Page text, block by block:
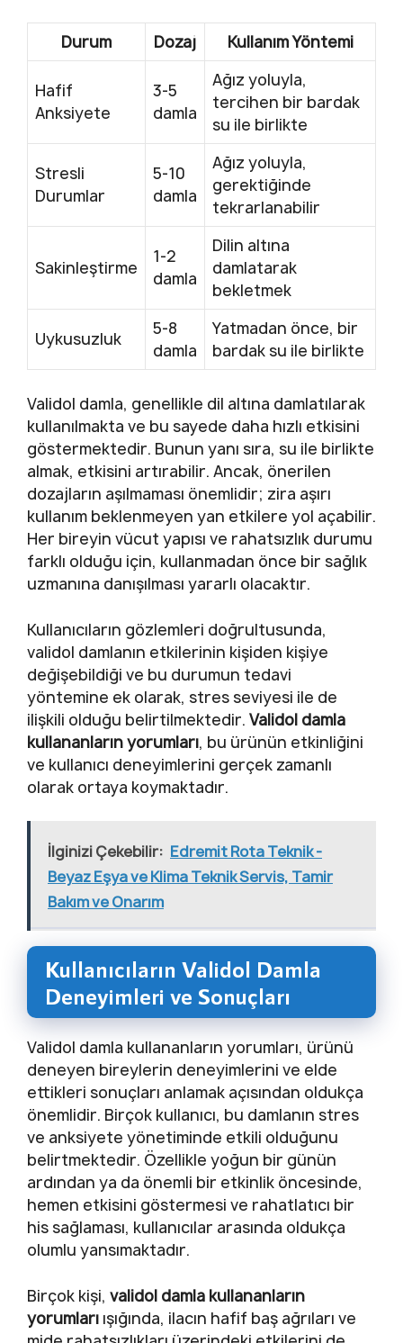
Durum Dozaj Kullanım Yöntemi
Hafif
Anksiyete
3-5
damla
Ağız yoluyla,
tercihen bir bardak
su ile birlikte
Stresli
Durumlar
5-10
damla
Ağız yoluyla,
gerektiğinde
tekrarlanabilir
Sakinleştirme
1-2
damla
Dilin altına
damlatarak
bekletmek
Uykusuzluk
5-8
damla
Yatmadan önce, bir
bardak su ile birlikte
Validol damla, genellikle dil altına damlatılarak
kullanılmakta ve bu sayede daha hızlı etkisini
göstermektedir. Bunun yanı sıra, su ile birlikte
almak, etkisini artırabilir. Ancak, önerilen
dozajların aşılmaması önemlidir; zira aşırı
kullanım beklenmeyen yan etkilere yol açabilir.
Her bireyin vücut yapısı ve rahatsızlık durumu
farklı olduğu için, kullanmadan önce bir sağlık
uzmanına danışılması yararlı olacaktır.
Kullanıcıların gözlemleri doğrultusunda,
validol damlanın etkilerinin kişiden kişiye
değişebildiği ve bu durumun tedavi
yöntemine ek olarak, stres seviyesi ile de
ilişkili olduğu belirtilmektedir. Validol damla
kullananların yorumları, bu ürünün etkinliğini
ve kullanıcı deneyimlerini gerçek zamanlı
olarak ortaya koymaktadır.
İlginizi Çekebilir: Edremit Rota Teknik -
Beyaz Eşya ve Klima Teknik Servis, Tamir
Bakım ve Onarım
Kullanıcıların Validol Damla
Deneyimleri ve Sonuçları
Validol damla kullananların yorumları, ürünü
deneyen bireylerin deneyimlerini ve elde
ettikleri sonuçları anlamak açısından oldukça
önemlidir. Birçok kullanıcı, bu damlanın stres
ve anksiyete yönetiminde etkili olduğunu
belirtmektedir. Özellikle yoğun bir günün
ardından ya da önemli bir etkinlik öncesinde,
hemen etkisini göstermesi ve rahatlatıcı bir
his sağlaması, kullanıcılar arasında oldukça
olumlu yansımaktadır.
Birçok kişi, validol damla kullananların
yorumları ışığında, ilacın hafif baş ağrıları ve